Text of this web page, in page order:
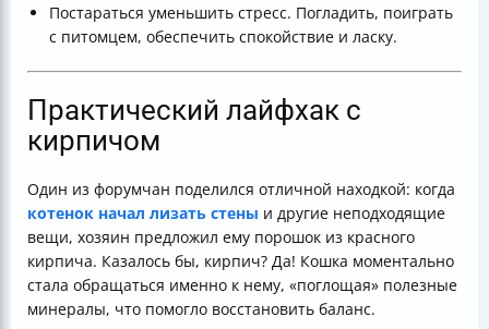
Постараться уменьшить стресс. Погладить, поиграть
с питомцем, обеспечить спокойствие и ласку.
Практический лайфхак с
кирпичом
Один из форумчан поделился отличной находкой: когда
котенок начал лизать стены и другие неподходящие
вещи, хозяин предложил ему порошок из красного
кирпича. Казалось бы, кирпич? Да! Кошка моментально
стала обращаться именно к нему, «поглощая» полезные
минералы, что помогло восстановить баланс.